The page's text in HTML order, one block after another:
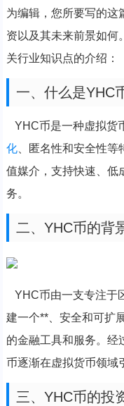
为编辑，您所要写的这
资以及其未来前景如何
关行业知识点的介绍：
一、什么是YHC
YHC币是一种虚拟货
化、匿名性和安全性等
值媒介，支持快速、低
务。
二、YHC币的背
YHC币由一支专注于
建一个**、安全和可扩
的金融工具和服务。经
币逐渐在虚拟货币领域
三、YHC币的投